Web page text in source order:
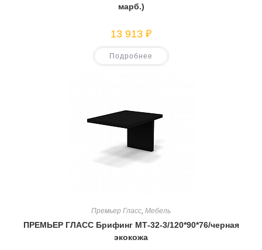
марб.)
13 913 ₽
Подробнее
Премьер Гласс Мебель
ПРЕМЬЕР ГЛАСС Брифинг МТ-32-3/120*90*76/черная
экокожа